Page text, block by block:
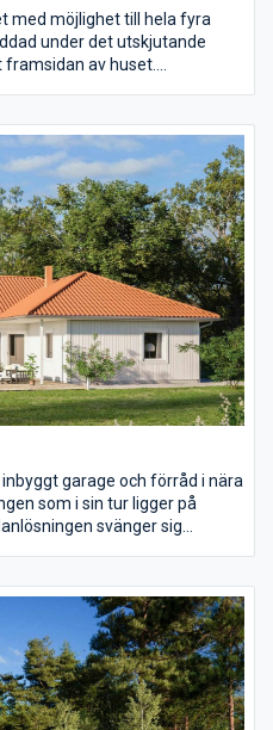
med möjlighet till hela fyra
under det utskjutande
av huset.
garage och förråd i nära
som i sin tur ligger på
svänger sig
vinkel placeras med